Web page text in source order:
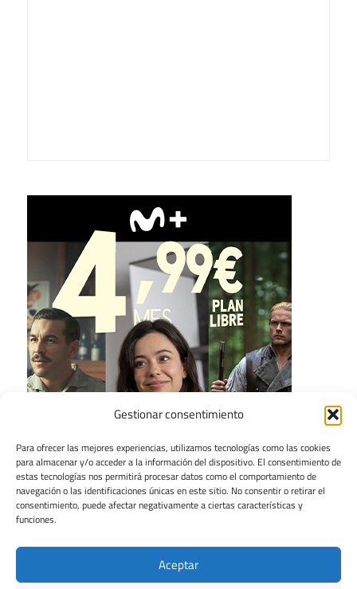
Gestionar consentimiento
Para ofrecer las mejores experiencias, utilizamos tecnologías como las cookies
para almacenar y/o acceder a la información del dispositivo. El consentimiento de
estas tecnologías nos permitirá procesar datos como el comportamiento de
navegación o las identificaciones únicas en este sitio. No consentir o retirar el
consentimiento, puede afectar negativamente a ciertas características y
funciones.
Aceptar